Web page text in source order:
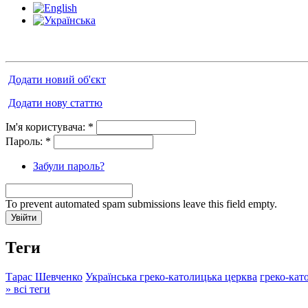
Додати новий об'єкт
Додати нову статтю
Ім'я користувача: *
Пароль: *
Забули пароль?
To prevent automated spam submissions leave this field empty.
Теги
Тарас Шевченко Українська греко-католицька церква греко-
» всі теги